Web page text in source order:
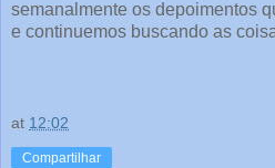
semanalmente os depoimentos
e continuemos buscando as
at 12:02
Compartilhar